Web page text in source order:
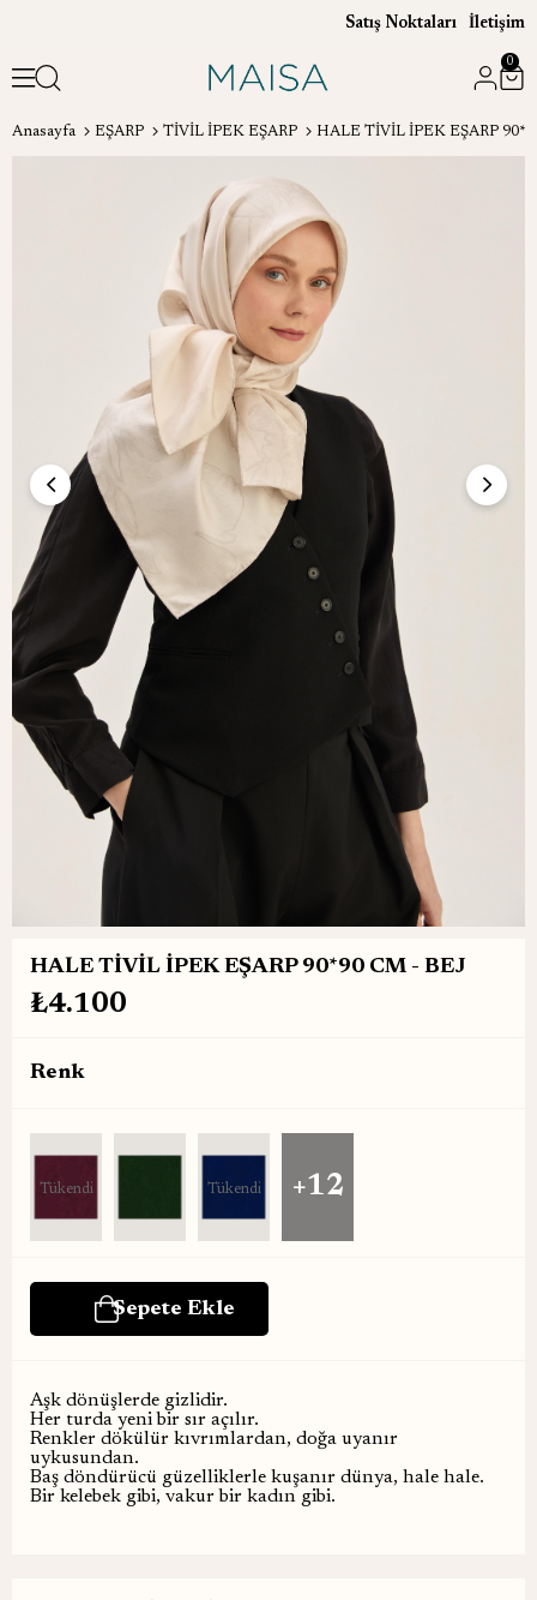
Satış Noktaları İletişim
0
Anasayfa EŞARP TİVİL İPEK EŞARP HALE TİVİL İPEK EŞARP
HALE TİVİL İPEK EŞARP 90*90 CM - BEJ
₺4.100
Renk
Tükendi Tükendi +12
Aşk dönüşlerde gizlidir.
Her turda yeni bir sır açılır.
Renkler dökülür kıvrımlardan, doğa uyanır
uykusundan.
Baş döndürücü güzelliklerle kuşanır dünya, hale hale.
Bir kelebek gibi, vakur bir kadın gibi.